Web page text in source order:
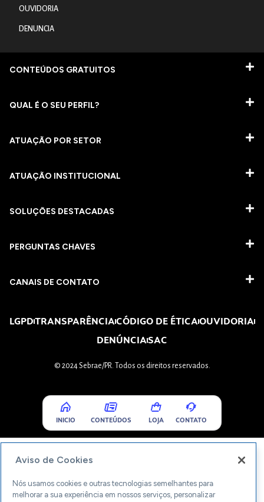
OUVIDORIA
DENUNCIA
CONTEÚDOS GRATUITOS
QUAL É O SEU PERFIL?
ATUAÇÃO POR SETOR
ATUAÇÃO INSTITUCIONAL
SOLUÇÕES DESTACADAS
PERGUNTAS CHAVES​
CANAIS DE CONTATO
LGPDTRANSPARÊNCIACÓDIGO DE ÉTICAOUVIDORIA
DENÚNCIASAC
© 2024 Sebrae/PR. Todos os direitos reservados.
INICIO CONTEÚDOS LOJA CONTATO
Aviso de Cookies
Nós usamos cookies e outras tecnologias semelhantes para
melhorar a sua experiência em nossos serviços, personalizar